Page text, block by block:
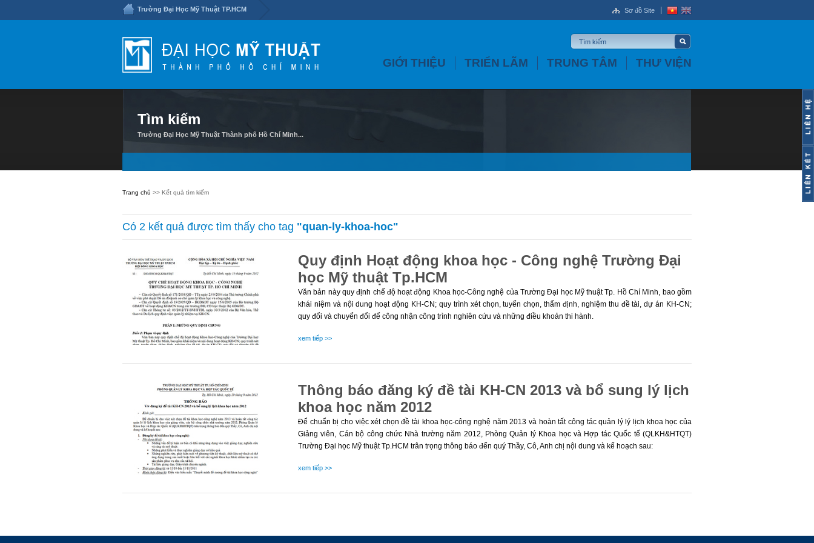
Trường Đại Học Mỹ Thuật TP.HCM Sơ đồ Site
THƯ VIỆN
TRUNG TÂM
TRIỂN LÃM
GIỚI THIỆU
Tìm kiếm
Trường Đại Học Mỹ Thuật Thành phố Hồ Chí Minh...
Trang chủ >> Kết quả tìm kiếm
Có 2 kết quả được tìm thấy cho tag "quan-ly-khoa-hoc"
Quy định Hoạt động khoa học - Công nghệ Trường Đại
học Mỹ thuật Tp.HCM
Văn bản này quy định chế độ hoạt động Khoa học-Công nghệ của Trường Đại học Mỹ thuật Tp. Hồ Chí Minh, bao gồm
khái niệm và nội dung hoạt động KH-CN; quy trình xét chọn, tuyển chọn, thẩm định, nghiệm thu đề tài, dự án KH-CN;
quy đổi và chuyển đổi để công nhận công trình nghiên cứu và những điều khoản thi hành.
xem tiếp >>
Thông báo đăng ký đề tài KH-CN 2013 và bổ sung lý lịch
khoa học năm 2012
Để chuẩn bị cho việc xét chọn đề tài khoa học-công nghệ năm 2013 và hoàn tất công tác quản lý lý lịch khoa học của
Giảng viên, Cán bộ công chức Nhà trường năm 2012, Phòng Quản lý Khoa học và Hợp tác Quốc tế (QLKH&HTQT)
Trường Đại học Mỹ thuật Tp.HCM trân trọng thông báo đến quý Thầy, Cô, Anh chị nội dung và kế hoạch sau:
xem tiếp >>